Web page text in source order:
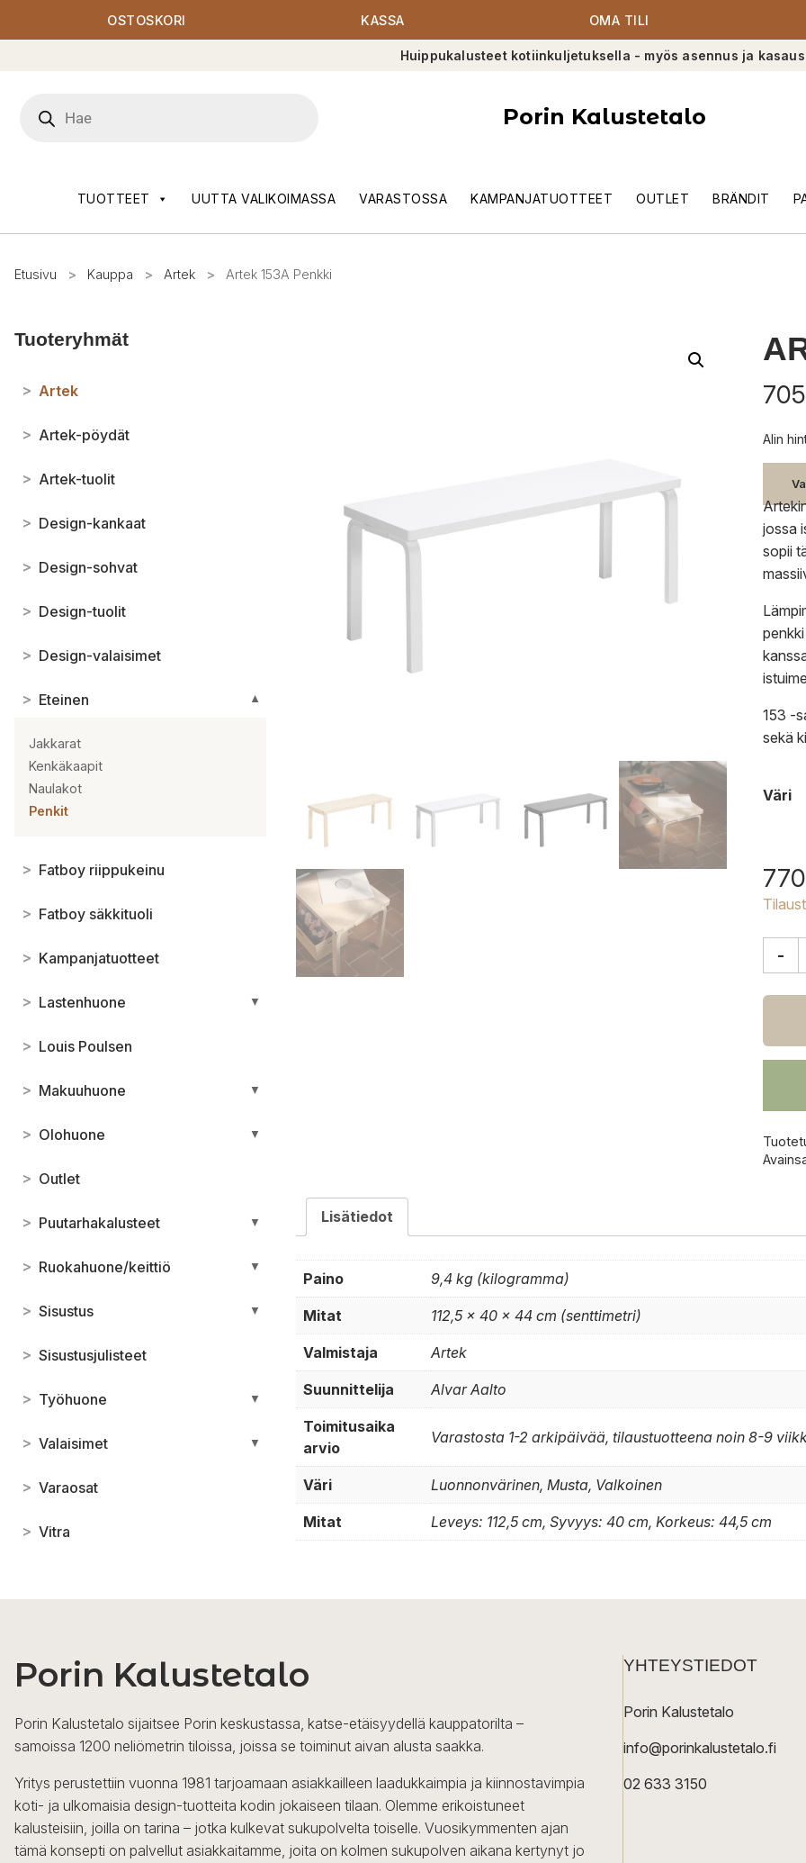
OSTOSKORI KASSA OMA TILI
Huippukalusteet kotiinkuljetuksella - myös asennus ja
search
Porin Kalustetalo
TUOTTEET UUTTA VALIKOIMASSA VARASTOSSA KAMPANJATUOTTEET OUTLET BRÄNDIT
Etusivu > Kauppa > Artek > Artek 153A Penkki
Tuoteryhmät
> Artek
> Artek-pöydät
> Artek-tuolit
> Design-kankaat
> Design-sohvat
> Design-tuolit
> Design-valaisimet
> Eteinen ▼
Jakkarat
Kenkäkaapit
Naulakot
Penkit
> Fatboy riippukeinu
> Fatboy säkkituoli
> Kampanjatuotteet
> Lastenhuone ▼
> Louis Poulsen
> Makuuhuone ▼
> Olohuone ▼
> Outlet
> Puutarhakalusteet ▼
> Ruokahuone/keittiö ▼
> Sisustus ▼
> Sisustusjulisteet
> Työhuone ▼
> Valaisimet ▼
> Varaosat
> Vitra
Alin
jossa
sopii
153 -
sekä
Väri
-
Lisätiedot
Paino 9,4 kg (kilogramma)
Mitat 112,5 × 40 × 44 cm (senttimetri)
Valmistaja Artek
Suunnittelija Alvar Aalto
Toimitusaika
arvio
Varastosta 1-2 arkipäivää, tilaustuotteena noin 8-9
Väri Luonnonvärinen, Musta, Valkoinen
Mitat Leveys: 112,5 cm, Syvyys: 40 cm, Korkeus: 44,5 cm
Porin Kalustetalo
Porin Kalustetalo sijaitsee Porin keskustassa, katse-etäisyydellä kauppatorilta –
samoissa 1200 neliömetrin tiloissa, joissa se toiminut aivan alusta saakka.
Yritys perustettiin vuonna 1981 tarjoamaan asiakkailleen laadukkaimpia ja kiinnostavimpia
koti- ja ulkomaisia design-tuotteita kodin jokaiseen tilaan. Olemme erikoistuneet
kalusteisiin, joilla on tarina – jotka kulkevat sukupolvelta toiselle. Vuosikymmenten ajan
tämä konsepti on palvellut asiakkaitamme, joita on kolmen sukupolven aikana kertynyt jo
YHTEYSTIEDOT
Porin Kalustetalo
info@porinkalustetalo.fi
02 633 3150